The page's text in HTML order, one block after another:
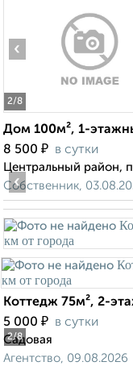
2/8
‹
Дом 100м², 1-
8 500 ₽ в сутки
Центральный район,
Собственник,
2/8
‹
Коттедж 75м², 2-
5 000 ₽ в сутки
Садовая
Агентство, 09.08.2026